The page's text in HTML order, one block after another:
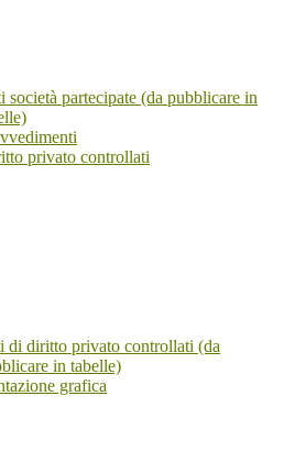
società partecipate (da pubblicare in
privato controllati
di diritto privato controllati (da
in tabelle)
grafica